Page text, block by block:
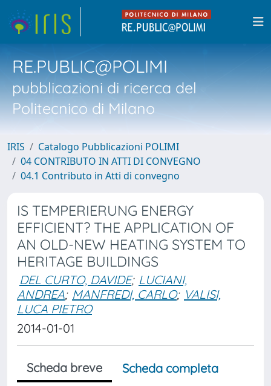
RE.PUBLIC@POLIMI
pubblicazioni di ricerca del
Politecnico di Milano
IRIS
Catalogo Pubblicazioni POLIMI
04 CONTRIBUTO IN ATTI DI CONVEGNO
04.1 Contributo in Atti di convegno
IS TEMPERIERUNG ENERGY
EFFICIENT? THE APPLICATION OF
AN OLD-NEW HEATING SYSTEM TO
HERITAGE BUILDINGS
DEL CURTO, DAVIDE; LUCIANI,
ANDREA; MANFREDI, CARLO; VALISI,
LUCA PIETRO
2014-01-01
Scheda breve
Scheda completa